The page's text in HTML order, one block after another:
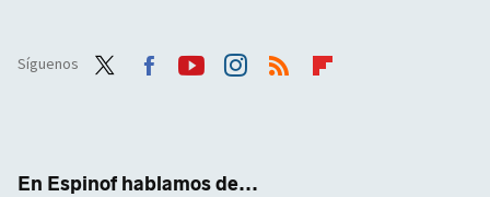
Síguenos
En Espinof hablamos de...